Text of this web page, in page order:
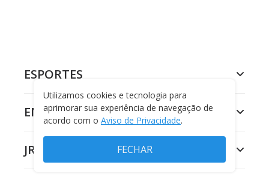
ESPORTES
ENTRETENIMENTO
JR 24H
Utilizamos cookies e tecnologia para
aprimorar sua experiência de navegação de
acordo com o Aviso de Privacidade.
FECHAR